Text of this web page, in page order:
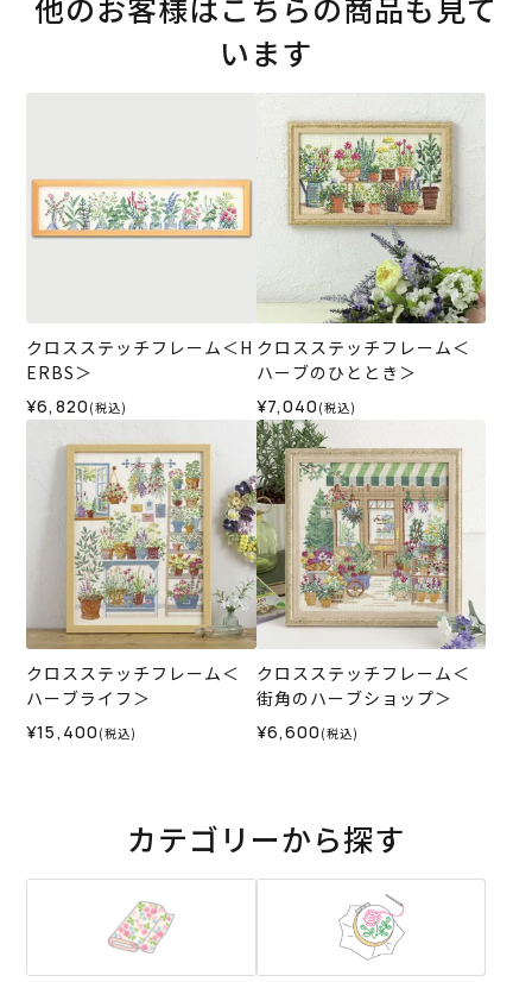
います
クロスステッチフレーム＜H
ERBS＞
¥6,820 (税込)
クロスステッチフレーム＜
ハーブのひととき＞
¥7,040 (税込)
クロスステッチフレーム＜
ハーブライフ＞
¥15,400 (税込)
クロスステッチフレーム＜
街角のハーブショップ＞
¥6,600 (税込)
カテゴリーから探す